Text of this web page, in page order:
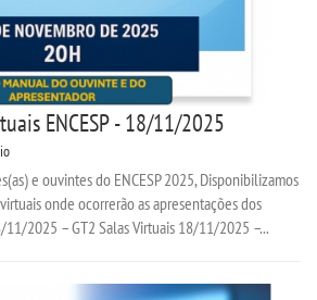
ENCESP - 18/11/2025
e ouvintes do ENCESP 2025, Disponibilizamos
onde ocorrerão as apresentações dos
11/2025 – GT2 Salas Virtuais 18/11/2025 –...